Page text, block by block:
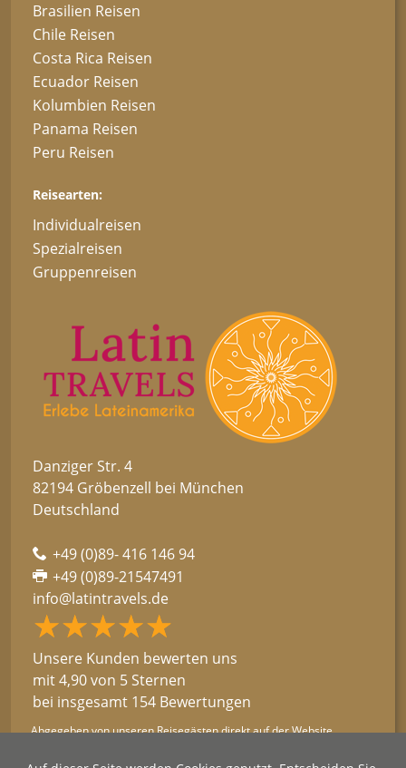
Brasilien Reisen
Chile Reisen
Costa Rica Reisen
Ecuador Reisen
Kolumbien Reisen
Panama Reisen
Peru Reisen
Reisearten:
Individualreisen
Spezialreisen
Gruppenreisen
Danziger Str. 4
82194 Gröbenzell bei München
Deutschland
+49 (0)89- 416 146 94
+49 (0)89-21547491
info@latintravels.de
★★★★★
☆☆☆☆☆
Unsere Kunden bewerten uns
mit 4,90 von 5 Sternen
bei insgesamt 154 Bewertungen
Abgegeben von unseren Reisegästen direkt auf der Website.